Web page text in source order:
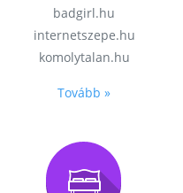
badgirl.hu
internetszepe.hu
komolytalan.hu
Tovább »